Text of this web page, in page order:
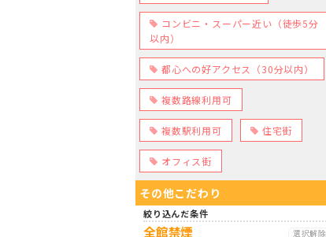
コンビニ・スーパー近い（徒歩5分
以内）
都心への好アクセス（30分以内）
複数路線利用可
複数駅利用可 住宅街
オフィス街
その他こだわり
絞り込んだ条件
全館禁煙 選択解除